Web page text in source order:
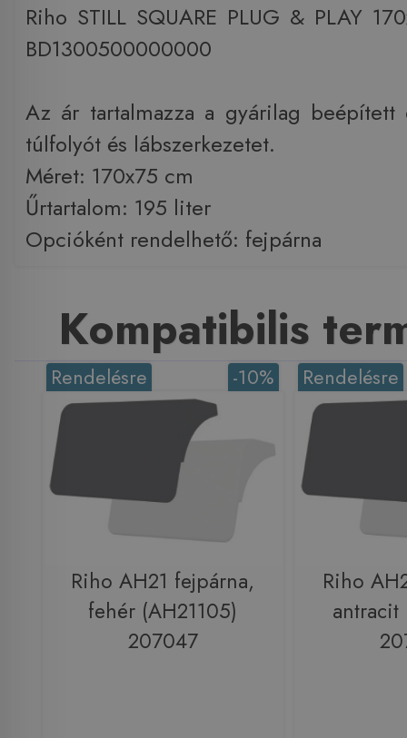
Riho STILL SQUARE PLUG & PLAY
BD1300500000000
Az ár tartalmazza a gyárilag
túlfolyót és lábszerkezetet.
Méret: 170x75 cm
Űrtartalom: 195 liter
Opcióként rendelhető: fejpárna
Kompatibilis
-10%
Rendelésre
Riho AH21 fejpárna,
fehér (AH21105)
207047
Rendelésre
Riho
antracit